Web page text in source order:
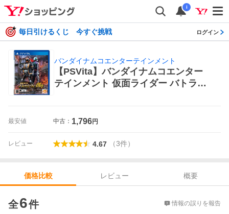
i
毎日引けるくじ 今すぐ挑戦 ログイン
バンダイナムコエンターテインメント
【PSVita】バンダイナムコエンター
テインメント 仮面ライダー バトライ
最安値 中古： 1,796円
レビュー 4.67 （3件）
価格比較 レビュー
概要
全6件 情報の誤りを報告